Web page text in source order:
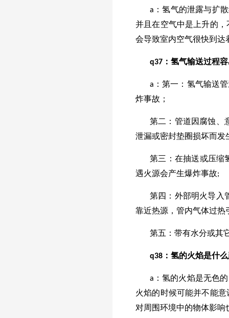
a：氢气的泄露与扩
并且在空气中是上升的
会导致室内空气很快到达
q37：氢气输送过程
a：第一：氢气输送
炸事故；
第二：管道因腐蚀、
泄漏或密封垫圈损坏而发
第三：在抽送或压缩
遇火源会产生爆炸事故;
第四：外部明火导入
靠近热源，管内气体过热
第五：带有水分或其
q38：氢的火焰是什
a：氢的火焰是无色
火焰的时候可能并不能
对周围环境中的物体影响